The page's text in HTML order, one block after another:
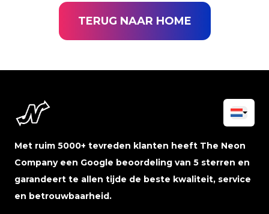
TERUG NAAR HOME
Met ruim 5000+ tevreden klanten heeft The Neon
Company een Google beoordeling van 5 sterren en
garandeert te allen tijde de beste kwaliteit, service
en betrouwbaarheid.